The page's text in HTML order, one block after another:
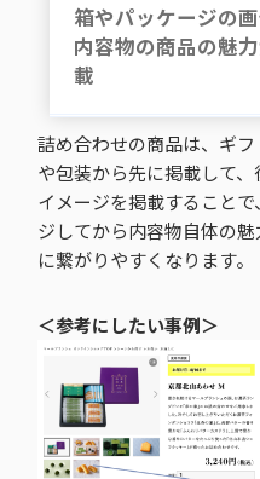
箱やパッケージの
内容物の商品の魅
載
詰め合わせの商品は、ギ
や包装から先に掲載して
イメージを掲載すること
ジしてから内容物自体の
に繋がりやすくなります。
＜参考にしたい事例＞